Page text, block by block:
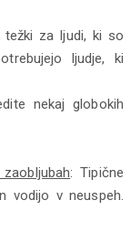
za ljudi, ki so
ljudje, ki
nekaj globokih
: Tipične
vodijo v neuspeh.